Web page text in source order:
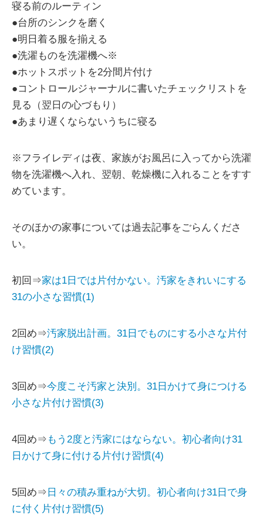
寝る前のルーティン
●台所のシンクを磨く
●明日着る服を揃える
●洗濯ものを洗濯機へ※
●ホットスポットを2分間片付け
●コントロールジャーナルに書いたチェックリストを
見る（翌日の心づもり）
●あまり遅くならないうちに寝る
※フライレディは夜、家族がお風呂に入ってから洗濯
物を洗濯機へ入れ、翌朝、乾燥機に入れることをすす
めています。
そのほかの家事については過去記事をごらんくださ
い。
初回⇒家は1日では片付かない。汚家をきれいにする
31の小さな習慣(1)
2回め⇒汚家脱出計画。31日でものにする小さな片付
け習慣(2)
3回め⇒今度こそ汚家と決別。31日かけて身につける
小さな片付け習慣(3)
4回め⇒ もう2度と汚家にはならない。初心者向け31
日かけて身に付ける片付け習慣(4)
5回め⇒ 日々の積み重ねが大切。初心者向け31日で身
に付く片付け習慣(5)